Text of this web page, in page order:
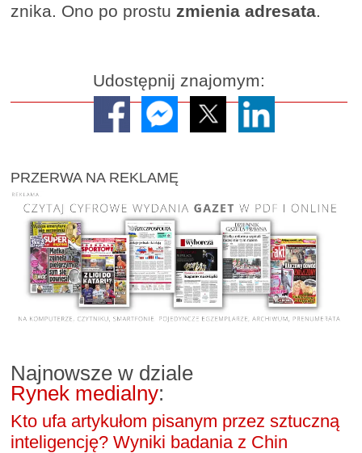
znika. Ono po prostu zmienia adresata
Udostępnij znajomym:
PRZERWA NA REKLAMĘ
Najnowsze w dziale
Rynek medialny:
Kto ufa artykułom pisanym przez sztuczną
inteligencję? Wyniki badania z Chin